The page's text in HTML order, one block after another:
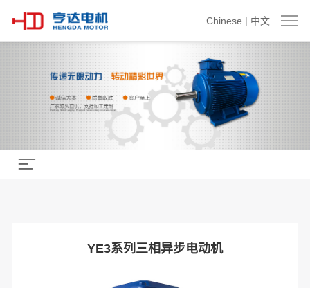
Chinese | 中文
YE3系列三相异步电动机